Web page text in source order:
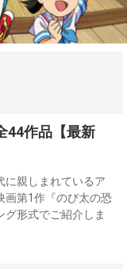
44作品【最新
に親しまれているア
画第1作『のび太の恐
形式でご紹介しま